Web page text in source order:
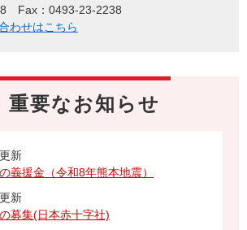
Fax：0493-23-2238
わせはこちら
重要なお知らせ
新
義援金（令和8年熊本地震）
新
募集(日本赤十字社)